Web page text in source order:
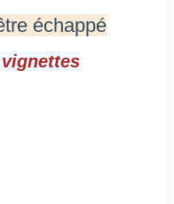
échappé